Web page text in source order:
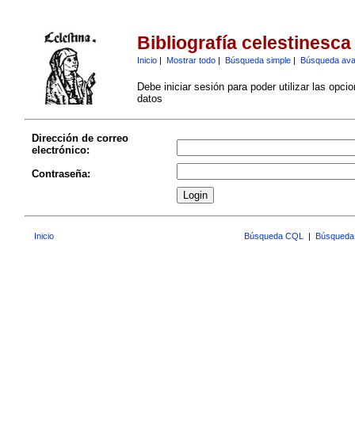
Bibliografía celestinesca
Inicio| Mostrar todo| Búsqueda simple| Búsqueda
Debe iniciar sesión para poder utilizar las
datos
Dirección de correo
electrónico:
Contraseña:
Inicio Búsqueda CQL |